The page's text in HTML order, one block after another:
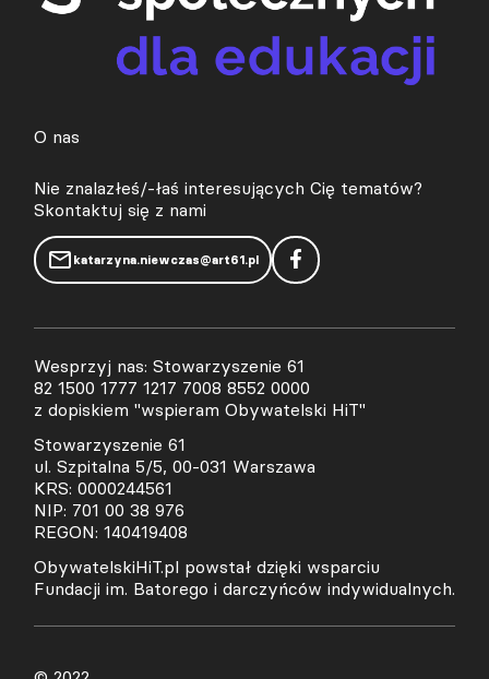
O nas
Nie znalazłeś/-łaś interesujących Cię tematów?
Skontaktuj się z nami
katarzyna.niewczas@art61.pl
Wesprzyj nas: Stowarzyszenie 61
82 1500 1777 1217 7008 8552 0000
z dopiskiem "wspieram Obywatelski HiT"
Stowarzyszenie 61
ul. Szpitalna 5/5, 00-031 Warszawa
KRS: 0000244561
NIP: 701 00 38 976
REGON: 140419408
ObywatelskiHiT.pl powstał dzięki wsparciu
Fundacji im. Batorego i darczyńców indywidualnych.